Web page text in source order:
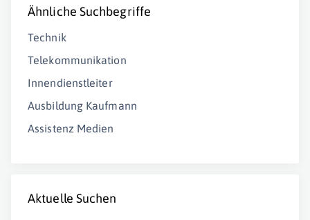
Ähnliche Suchbegriffe
Technik
Telekommunikation
Innendienstleiter
Ausbildung Kaufmann
Assistenz Medien
Aktuelle Suchen